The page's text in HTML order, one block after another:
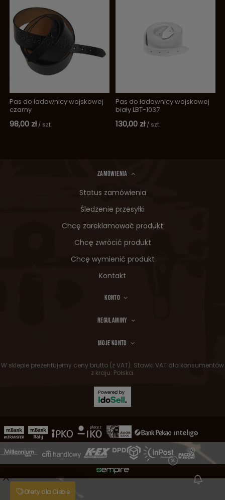
Pas do ładownicy wojskowej
czarny
98,00 zł / szt.
Pas do ładownicy wojskowej
biały LBT-1037
130,00 zł / szt.
ZAMÓWIENIA
Status zamówienia
Śledzenie przesyłki
Chcę zareklamować produkt
Chcę zwrócić produkt
Chcę wymienić produkt
Kontakt
KONTO
REGULAMINY
MOJE KONTO
W sklepie prezentujemy ceny brutto (z VAT). Stawki VAT dla konsumentów
z kraju: Polska.